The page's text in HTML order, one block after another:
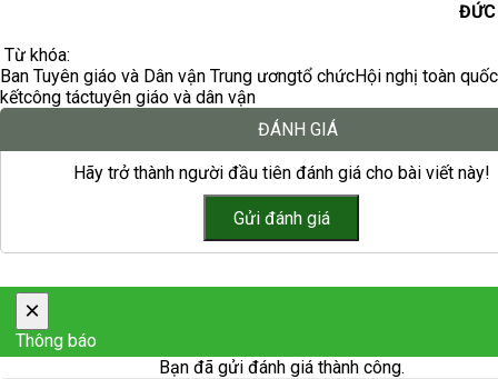
ĐỨC
Từ khóa:
Ban Tuyên giáo và Dân vận Trung ươngtổ chứcHội nghị toàn quốc
kếtcông táctuyên giáo và dân vận
ĐÁNH GIÁ
Hãy trở thành người đầu tiên đánh giá cho bài viết này!
×
Thông báo
Bạn đã gửi đánh giá thành công.